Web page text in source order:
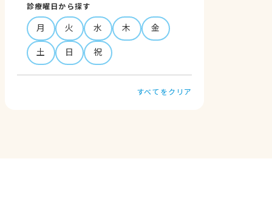
診療曜日から探す
月 火 水 木
金
土
日 祝
すべてをクリア